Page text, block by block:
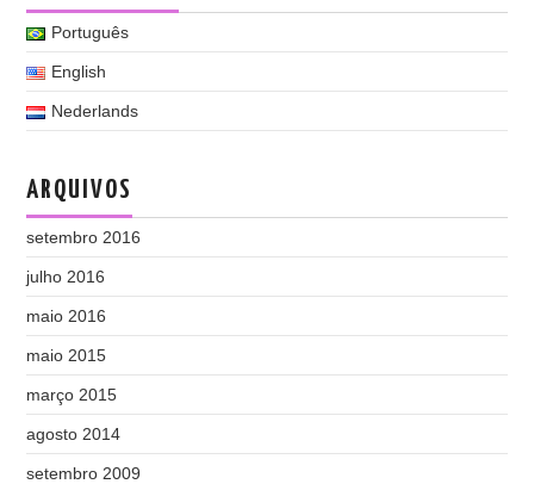
Português
English
Nederlands
ARQUIVOS
setembro 2016
julho 2016
maio 2016
maio 2015
março 2015
agosto 2014
setembro 2009